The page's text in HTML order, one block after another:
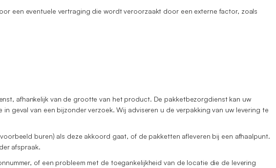
een eventuele vertraging die wordt veroorzaakt door een externe factor, zoals
afhankelijk van de grootte van het product. De pakketbezorgdienst kan uw
geval van een bijzonder verzoek. Wij adviseren u de verpakking van uw levering te
buren) als deze akkoord gaat, of de pakketten afleveren bij een afhaalpunt.
afspraak.
of een probleem met de toegankelijkheid van de locatie die de levering